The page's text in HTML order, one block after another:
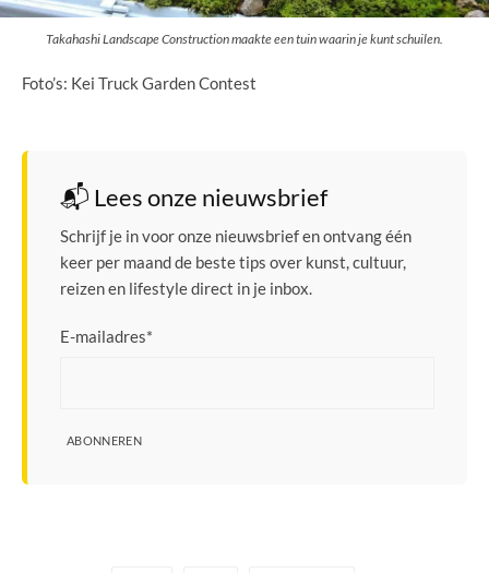
Takahashi Landscape Construction maakte een tuin waarin je kunt schuilen.
Foto’s: Kei Truck Garden Contest
📬 Lees onze nieuwsbrief
Schrijf je in voor onze nieuwsbrief en ontvang één
keer per maand de beste tips over kunst, cultuur,
reizen en lifestyle direct in je inbox.
E-mailadres*
ABONNEREN